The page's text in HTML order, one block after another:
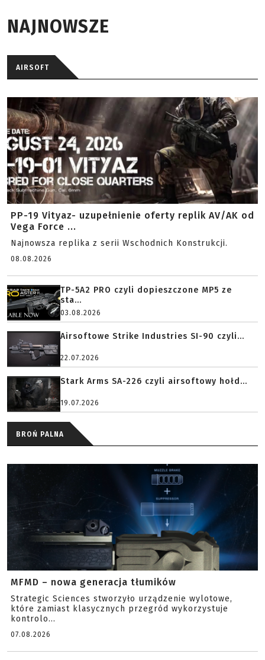
NAJNOWSZE
AIRSOFT
PP-19 Vityaz- uzupełnienie oferty replik AV/AK od
Vega Force ...
Najnowsza replika z serii Wschodnich Konstrukcji.
08.08.2026
TP-5A2 PRO czyli dopieszczone MP5 ze
sta...
03.08.2026
Airsoftowe Strike Industries SI-90 czyli...
22.07.2026
Stark Arms SA-226 czyli airsoftowy hołd...
19.07.2026
BROŃ PALNA
MFMD – nowa generacja tłumików
Strategic Sciences stworzyło urządzenie wylotowe,
które zamiast klasycznych przegród wykorzystuje
kontrolo...
07.08.2026